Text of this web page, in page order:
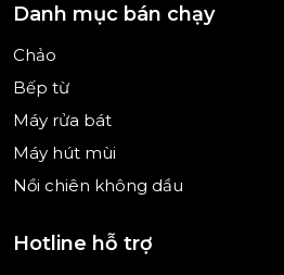
Danh mục bán chạy
Chảo
Bếp từ
Máy rửa bát
Máy hút mùi
Nồi chiên không dầu
Hotline hỗ trợ